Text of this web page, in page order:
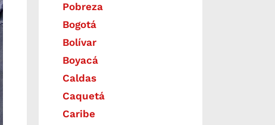
Pobreza
Bogotá
Bolívar
Boyacá
Caldas
Caquetá
Caribe